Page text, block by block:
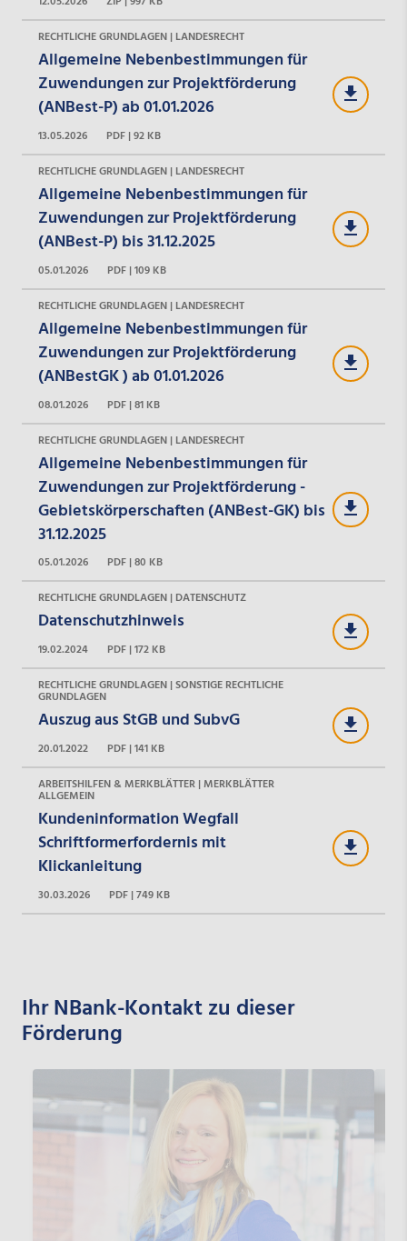
RECHTLICHE GRUNDLAGEN | LANDESRECHT
Allgemeine Nebenbestimmungen für
Zuwendungen zur Projektförderung
(ANBest-P) ab 01.01.2026
13.05.2026
PDF | 92 KB
RECHTLICHE GRUNDLAGEN | LANDESRECHT
Allgemeine Nebenbestimmungen für
Zuwendungen zur Projektförderung
(ANBest-P) bis 31.12.2025
05.01.2026
PDF | 109 KB
RECHTLICHE GRUNDLAGEN | LANDESRECHT
Allgemeine Nebenbestimmungen für
Zuwendungen zur Projektförderung
(ANBestGK ) ab 01.01.2026
08.01.2026
PDF | 81 KB
RECHTLICHE GRUNDLAGEN | LANDESRECHT
Allgemeine Nebenbestimmungen für
Zuwendungen zur Projektförderung -
Gebietskörperschaften (ANBest-GK) bis
31.12.2025
05.01.2026
PDF | 80 KB
RECHTLICHE GRUNDLAGEN | DATENSCHUTZ
Datenschutzhinweis
19.02.2024
PDF | 172 KB
RECHTLICHE GRUNDLAGEN | SONSTIGE RECHTLICHE
GRUNDLAGEN
Auszug aus StGB und SubvG
20.01.2022
PDF | 141 KB
ARBEITSHILFEN & MERKBLÄTTER | MERKBLÄTTER
ALLGEMEIN
Kundeninformation Wegfall
Schriftformerfordernis mit
Klickanleitung
30.03.2026 PDF | 749 KB
Ihr NBank-Kontakt zu dieser
Förderung